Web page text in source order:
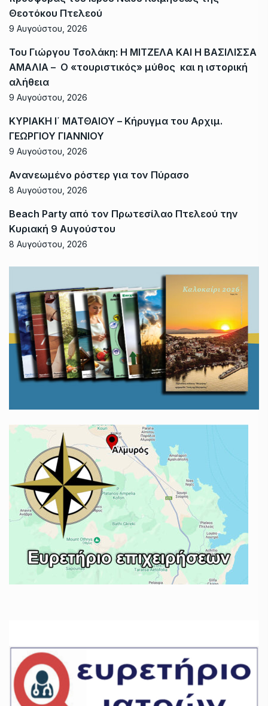
Θεοτόκου Πτελεού
9 Αυγούστου, 2026
Του Γιώργου Τσολάκη: Η ΜΙΤΖΕΛΑ ΚΑΙ Η ΒΑΣΙΛΙΣΣΑ
ΑΜΑΛΙΑ – Ο «τουριστικός» μύθος και η ιστορική
αλήθεια
9 Αυγούστου, 2026
ΚΥΡΙΑΚΗ Ι΄ ΜΑΤΘΑΙΟΥ – Κήρυγμα του Αρχιμ.
ΓΕΩΡΓΙΟΥ ΓΙΑΝΝΙΟΥ
9 Αυγούστου, 2026
Ανανεωμένο ρόστερ για τον Πύρασο
8 Αυγούστου, 2026
Beach Party από τον Πρωτεσίλαο Πτελεού την
Κυριακή 9 Αυγούστου
8 Αυγούστου, 2026